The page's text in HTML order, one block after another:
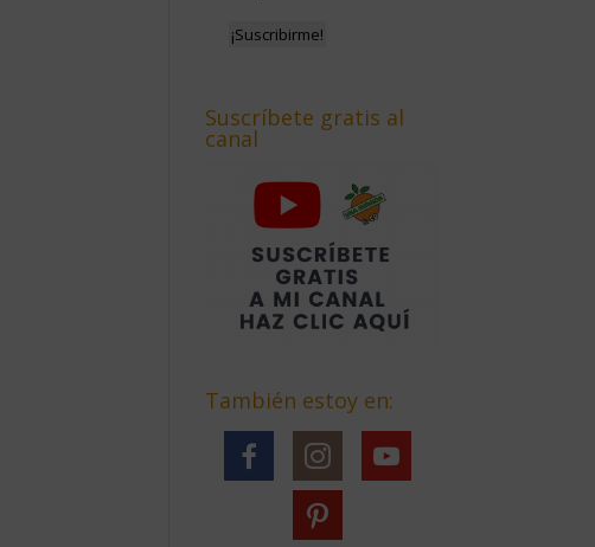
Suscríbete gratis al
canal
También estoy en: